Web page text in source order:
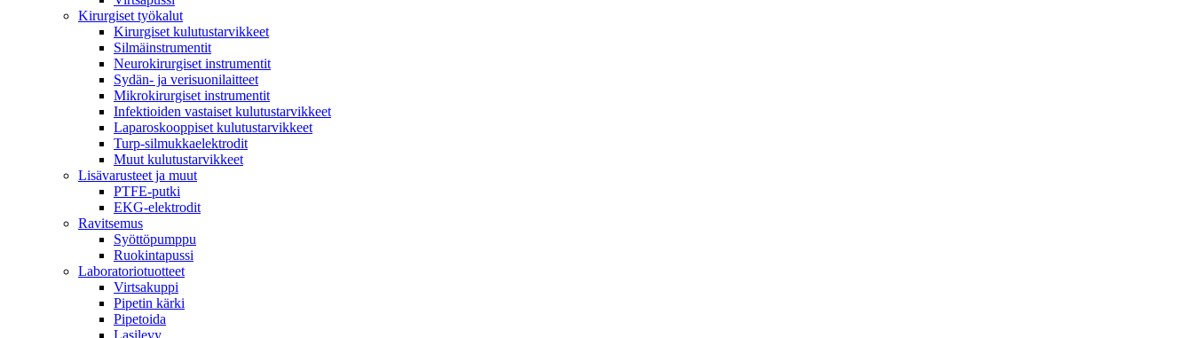
Kirurgiset työkalut
Kirurgiset kulutustarvikkeet
Silmäinstrumentit
Neurokirurgiset instrumentit
Sydän- ja verisuonilaitteet
Mikrokirurgiset instrumentit
Infektioiden vastaiset kulutustarvikkeet
Laparoskooppiset kulutustarvikkeet
Turp-silmukkaelektrodit
Muut kulutustarvikkeet
Lisävarusteet ja muut
PTFE-putki
EKG-elektrodit
Ravitsemus
Syöttöpumppu
Ruokintapussi
Laboratoriotuotteet
Virtsakuppi
Pipetin kärki
Pipetoida
Lasilevy